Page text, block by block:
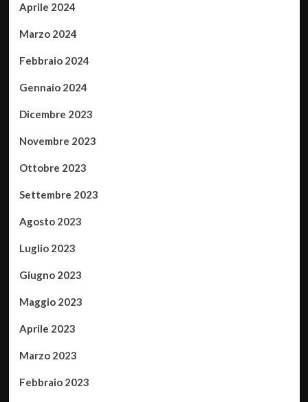
Aprile 2024
Marzo 2024
Febbraio 2024
Gennaio 2024
Dicembre 2023
Novembre 2023
Ottobre 2023
Settembre 2023
Agosto 2023
Luglio 2023
Giugno 2023
Maggio 2023
Aprile 2023
Marzo 2023
Febbraio 2023